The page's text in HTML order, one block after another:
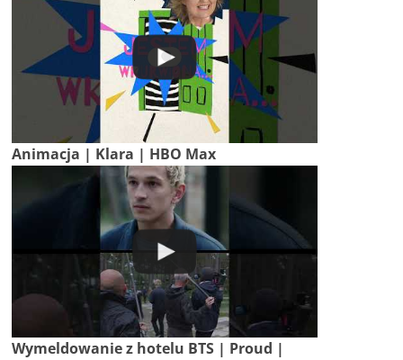
Animacja | Klara | HBO Max
Wymeldowanie z hotelu BTS | Proud |